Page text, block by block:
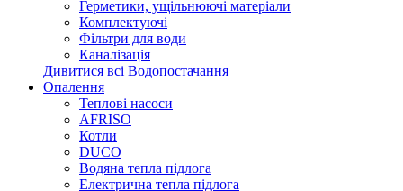
Герметики, ущільнюючі матеріали
Комплектуючі
Фільтри для води
Каналізація
Дивитися всі Водопостачання
Опалення
Теплові насоси
AFRISO
Котли
DUCO
Водяна тепла підлога
Електрична тепла підлога